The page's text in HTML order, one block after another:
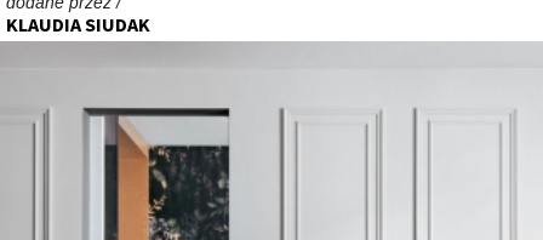
KLAUDIA SIUDAK